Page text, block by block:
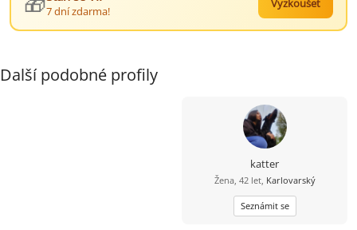
7 dní zdarma!
Vyzkoušet
Další podobné profily
katter
Žena, 42 let, Karlovarský
Seznámit se